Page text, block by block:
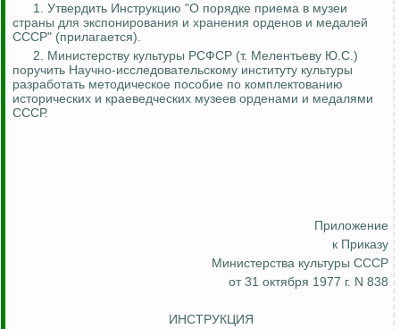
1. Утвердить Инструкцию "О порядке приема в музеи
страны для экспонирования и хранения орденов и медалей
СССР" (прилагается).
2. Министерству культуры РСФСР (т. Мелентьеву Ю.С.)
поручить Научно-исследовательскому институту культуры
разработать методическое пособие по комплектованию
исторических и краеведческих музеев орденами и медалями
СССР.
Приложение
к Приказу
Министерства культуры СССР
от 31 октября 1977 г. N 838
ИНСТРУКЦИЯ